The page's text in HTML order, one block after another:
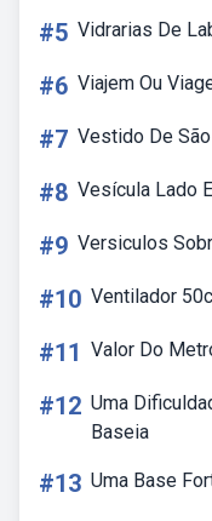
#5 Vidrarias De
#6 Viajem Ou
#7 Vestido De
#8 Vesícula Lado
#9 Versiculos
#10 Ventilador
#11 Valor Do
#12 Uma
Baseia
#13 Uma Base